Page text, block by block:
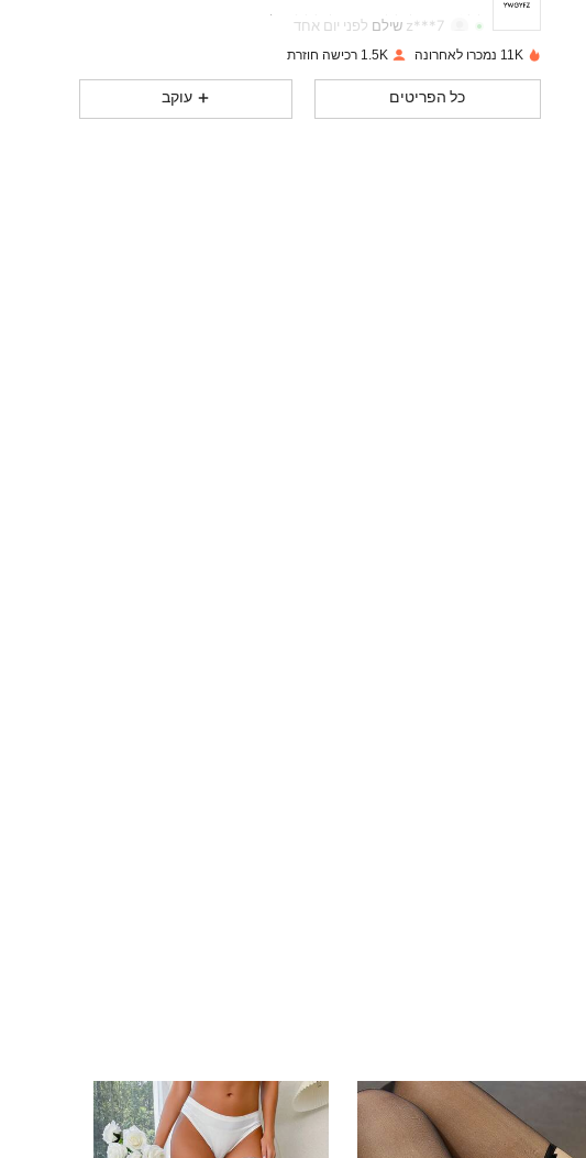
z***7 שילם לפני יום אחד
11K נמכרו לאחרונה 1.5K רכישה חוזרת
כל הפריטים עוקב